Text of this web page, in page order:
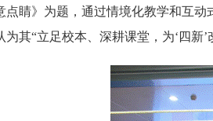
点睛》为题，通过情境化教学和互
其“立足校本、深耕课堂，为‘四新